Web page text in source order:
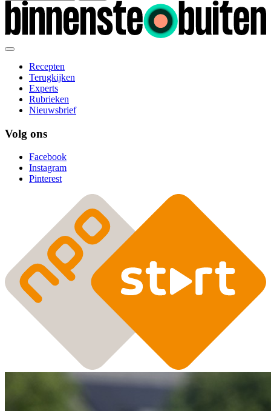
Recepten
Terugkijken
Experts
Rubrieken
Nieuwsbrief
Volg ons
Facebook
Instagram
Pinterest